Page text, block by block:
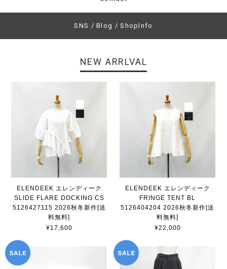
SNS / Blog / ShopInfo
NEW ARRLVAL
ELENDEEK エレンディーク
SLIDE FLARE DOCKING CS
5126427115 2026秋冬新作[送
料無料]
¥17,600
ELENDEEK エレンディーク
FRINGE TENT BL
5126404204 2026秋冬新作[送
料無料]
¥22,000